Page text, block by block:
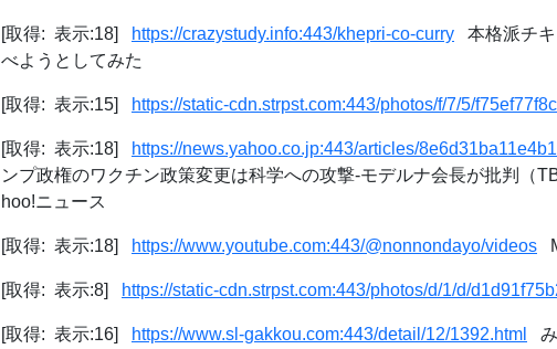
[取得: 表示:18] https://crazystudy.info:443/khepri-co-curry 本格派チ
べようとしてみた
[取得: 表示:15] https://static-cdn.strpst.com:443/photos/f/7/5/
[取得: 表示:18] https://news.yahoo.co.jp:443/articles/
ンプ政権のワクチン政策変更は科学への攻撃-モデルナ会長が批判（
hoo!ニュース
[取得: 表示:18] https://www.youtube.com:443/@nonnondayo/videos
[取得: 表示:8] https://static-cdn.strpst.com:443/photos/d/1/d/
[取得: 表示:16] https://www.sl-gakkou.com:443/detail/12/1392.html